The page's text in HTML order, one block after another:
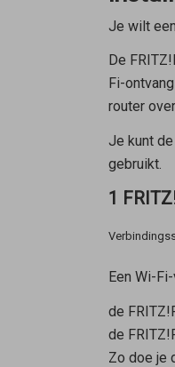
Je wilt
De
Fi-
router
Je kunt
gebruikt.
1
Een Wi-
de
de
Zo doe je